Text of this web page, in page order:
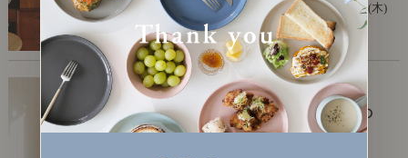
2025年3月13日(木)
編集部 江本
僕と私の愛用品
【わたしの愛用品】4.5畳で理想の
書斎づくり。 「ブックシェルフ